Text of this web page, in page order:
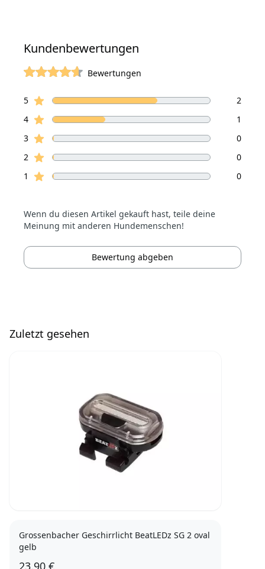
Kundenbewertungen
Bewertungen
Bewertungen
5Sterne Bewertungen
2
4Sterne Bewertungen
1
3Sterne Bewertungen
0
2 Sterne Bewertungen
0
1
Sterne Bewertungen 0
Wenn du diesen Artikel gekauft hast, teile deine
Meinung mit anderen Hundemenschen!
Bewertung abgeben
Zuletzt gesehen
Grossenbacher Geschirrlicht BeatLEDz SG 2 oval
gelb